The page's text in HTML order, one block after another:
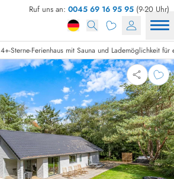
Ruf uns an: 0045 69 16 95 95 (9-20 Uhr)
4+-Sterne-Ferienhaus mit Sauna und Lademöglichkeit für